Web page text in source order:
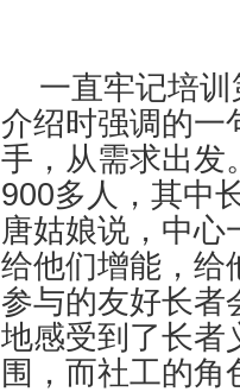
一直牢记培训
介绍时强调的一
手，从需求出发
900多人，其中
唐姑娘说，中
给他们增能，给
参与的友好长者
地感受到了长者
围，而社工的